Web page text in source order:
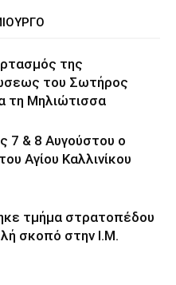
της
του Σωτήρος
τη Μηλιώτισσα
7 & 8 Αυγούστου ο
Αγίου Καλλινίκου
τμήμα στρατοπέδου
σκοπό στην Ι.Μ.